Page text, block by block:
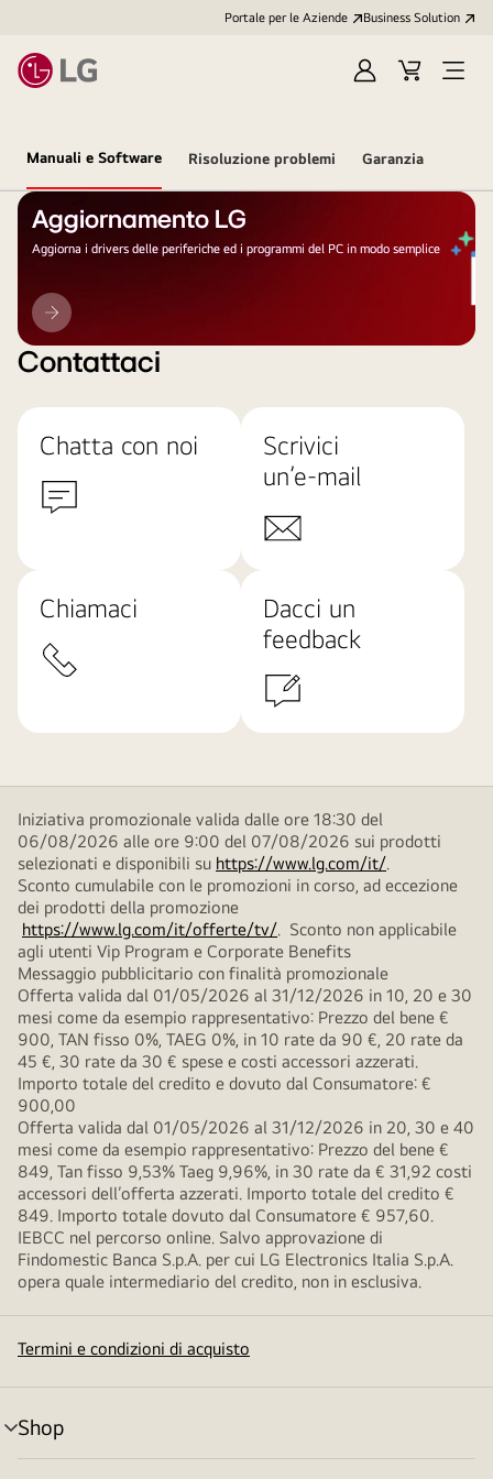
Portale per le Aziende Business Solution
AccediCart
Open
Manuali e Software Risoluzione problemi Garanzia
Aggiornamento LG
Aggiorna i drivers delle periferiche ed i programmi del PC in modo semplice
Aggiornamento
LG
Contattaci
Chatta con noi
Scrivici
un’e-mail
Chiamaci
Dacci un
feedback
Iniziativa promozionale valida dalle ore 18:30 del
06/08/2026 alle ore 9:00 del 07/08/2026 sui prodotti
selezionati e disponibili su https://www.lg.com/it/.
Sconto cumulabile con le promozioni in corso, ad eccezione
dei prodotti della promozione
https://www.lg.com/it/offerte/tv/. Sconto non applicabile
agli utenti Vip Program e Corporate Benefits
Messaggio pubblicitario con finalità promozionale
Offerta valida dal 01/05/2026 al 31/12/2026 in 10, 20 e 30
mesi come da esempio rappresentativo: Prezzo del bene €
900, TAN fisso 0%, TAEG 0%, in 10 rate da 90 €, 20 rate da
45 €, 30 rate da 30 € spese e costi accessori azzerati.
Importo totale del credito e dovuto dal Consumatore: €
900,00
Offerta valida dal 01/05/2026 al 31/12/2026 in 20, 30 e 40
mesi come da esempio rappresentativo: Prezzo del bene €
849, Tan fisso 9,53% Taeg 9,96%, in 30 rate da € 31,92 costi
accessori dell’offerta azzerati. Importo totale del credito €
849. Importo totale dovuto dal Consumatore € 957,60.
IEBCC nel percorso online. Salvo approvazione di
Findomestic Banca S.p.A. per cui LG Electronics Italia S.p.A.
opera quale intermediario del credito, non in esclusiva.
Termini e condizioni di acquisto
Shop
Attivazione
menu